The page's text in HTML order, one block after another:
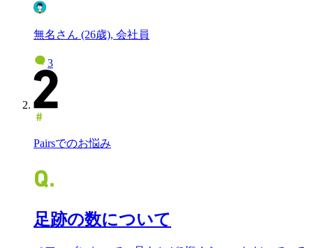
無名さん (26歳), 会社員
3
Pairsでのお悩み
足跡の数について